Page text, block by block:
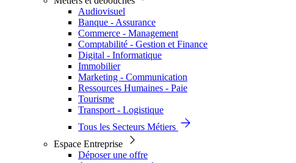
Audiovisuel
Banque - Assurance
Commerce - Management
Comptabilité - Gestion et Finance
Digital - Informatique
Immobilier
Marketing - Communication
Ressources Humaines - Paie
Tourisme
Transport - Logistique
Tous les Secteurs Métiers
Espace Entreprise
Déposer une offre